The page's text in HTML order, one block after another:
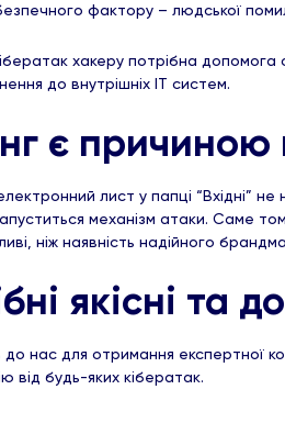
фактору – людської
хакеру потрібна
до внутрішніх ІТ систем.
є причиною
лист у папці “Вхідні”
механізм атаки. Саме
ніж наявність надійного
якісні та
нас для отримання експертної
від будь-яких кібератак.